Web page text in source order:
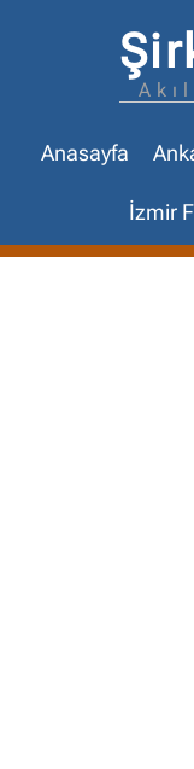
Anasayfa
İzmir